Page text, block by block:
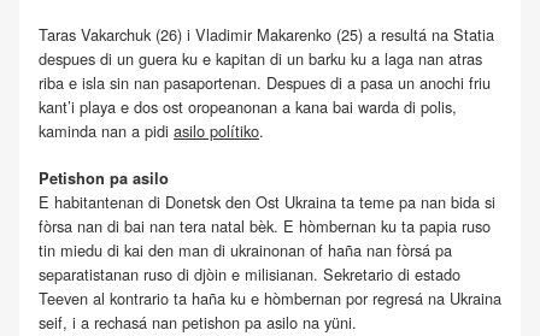
Taras Vakarchuk (26) i Vladimir Makarenko (25) a resultá na Statia
despues di un guera ku e kapitan di un barku ku a laga nan atras
riba e isla sin nan pasaportenan. Despues di a pasa un anochi friu
kant’i playa e dos ost oropeanonan a kana bai warda di polis,
kaminda nan a pidi asilo polítiko.
Petishon pa asilo
E habitantenan di Donetsk den Ost Ukraina ta teme pa nan bida si
fòrsa nan di bai nan tera natal bèk. E hòmbernan ku ta papia ruso
tin miedu di kai den man di ukrainonan of haña nan fòrsá pa
separatistanan ruso di djòin e milisianan. Sekretario di estado
Teeven al kontrario ta haña ku e hòmbernan por regresá na Ukraina
seif, i a rechasá nan petishon pa asilo na yüni.